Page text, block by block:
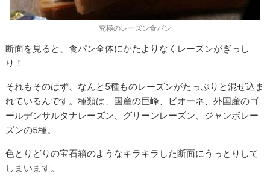
究極のレーズン食パン
断面を見ると、食パン全体にかたよりなくレーズンがぎっし
り！
それもそのはず、なんと5種ものレーズンがたっぷりと混ぜ込ま
れているんです。種類は、国産の巨峰、ピオーネ、外国産のゴ
ールデンサルタナレーズン、グリーンレーズン、ジャンボレー
ズンの5種。
色とりどりの宝石箱のようなキラキラした断面にうっとりして
しまいます。